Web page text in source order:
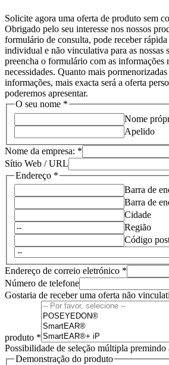
Solicite agora uma oferta de produto sem
Obrigado pelo seu interesse nos nossos
formulário de consulta, pode receber
individual e não vinculativa para as nossas
preencha o formulário com as informações
necessidades. Quanto mais
informações, mais exacta será a oferta
poderemos apresentar.
Página
utm_referrer:
seguinte
O seu nome *
Nome
Apelido
Nome da empresa: *
Sítio Web / URL
Endereço *
Barra de
Barra de
Cidade
Região
Código
Endereço de correio eletrónico *
Número de telefone
Gostaria de receber uma oferta não
produto *
Possibilidade de seleção múltipla
Demonstração do produto